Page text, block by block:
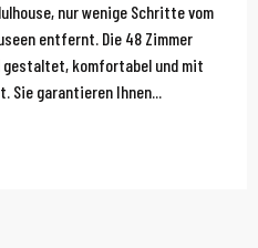
nur wenige Schritte vom
entfernt. Die 48 Zimmer
gestaltet, komfortabel und mit
Sie garantieren Ihnen...